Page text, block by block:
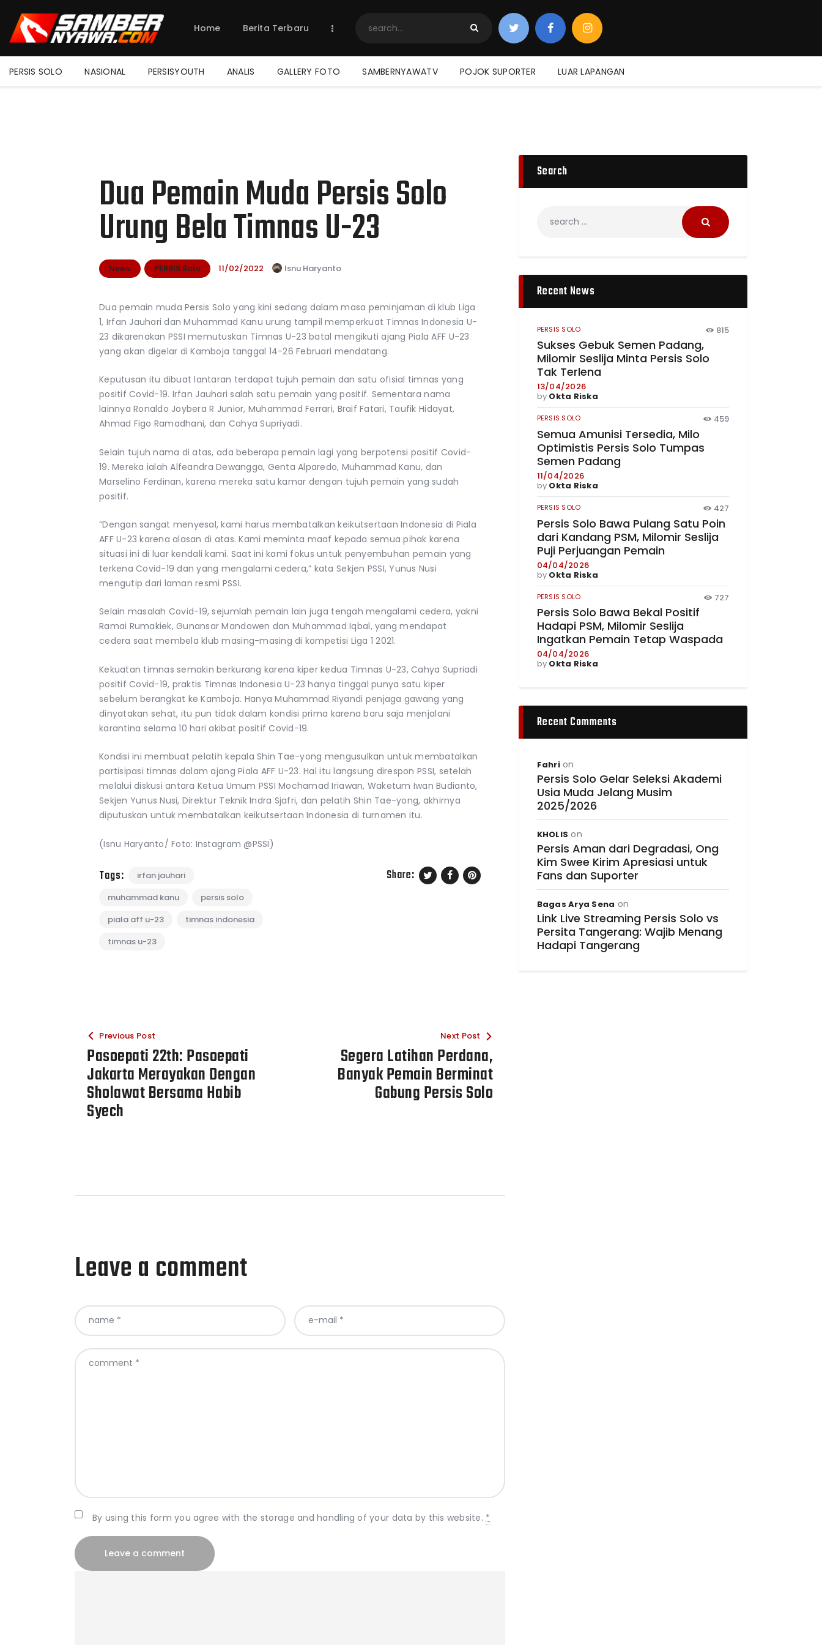
Home Berita Terbaru
PERSIS SOLO NASIONAL PERSISYOUTH ANALIS GALLERY FOTO SAMBERNYAWATV POJOK SUPORTER LUAR LAPANGAN
Berita Terbaru
Jadwal & Hasil
Klasemen
Dua Pemain Muda Persis Solo
Urung Bela Timnas U-23
News PERSIS Solo 11/02/2022 Isnu Haryanto
Dua pemain muda Persis Solo yang kini sedang dalam masa peminjaman di klub Liga
1, Irfan Jauhari dan Muhammad Kanu urung tampil memperkuat Timnas Indonesia U-
23 dikarenakan PSSI memutuskan Timnas U-23 batal mengikuti ajang Piala AFF U-23
yang akan digelar di Kamboja tanggal 14-26 Februari mendatang.
Keputusan itu dibuat lantaran terdapat tujuh pemain dan satu ofisial timnas yang
positif Covid-19. Irfan Jauhari salah satu pemain yang positif. Sementara nama
lainnya Ronaldo Joybera R Junior, Muhammad Ferrari, Braif Fatari, Taufik Hidayat,
Ahmad Figo Ramadhani, dan Cahya Supriyadi.
Selain tujuh nama di atas, ada beberapa pemain lagi yang berpotensi positif Covid-
19. Mereka ialah Alfeandra Dewangga, Genta Alparedo, Muhammad Kanu, dan
Marselino Ferdinan, karena mereka satu kamar dengan tujuh pemain yang sudah
positif.
“Dengan sangat menyesal, kami harus membatalkan keikutsertaan Indonesia di Piala
AFF U-23 karena alasan di atas. Kami meminta maaf kepada semua pihak karena
situasi ini di luar kendali kami. Saat ini kami fokus untuk penyembuhan pemain yang
terkena Covid-19 dan yang mengalami cedera,” kata Sekjen PSSI, Yunus Nusi
mengutip dari laman resmi PSSI.
Selain masalah Covid-19, sejumlah pemain lain juga tengah mengalami cedera, yakni
Ramai Rumakiek, Gunansar Mandowen dan Muhammad Iqbal, yang mendapat
cedera saat membela klub masing-masing di kompetisi Liga 1 2021.
Kekuatan timnas semakin berkurang karena kiper kedua Timnas U-23, Cahya Supriadi
positif Covid-19, praktis Timnas Indonesia U-23 hanya tinggal punya satu kiper
sebelum berangkat ke Kamboja. Hanya Muhammad Riyandi penjaga gawang yang
dinyatakan sehat, itu pun tidak dalam kondisi prima karena baru saja menjalani
karantina selama 10 hari akibat positif Covid-19.
Kondisi ini membuat pelatih kepala Shin Tae-yong mengusulkan untuk membatalkan
partisipasi timnas dalam ajang Piala AFF U-23. Hal itu langsung direspon PSSI, setelah
melalui diskusi antara Ketua Umum PSSI Mochamad Iriawan, Waketum Iwan Budianto,
Sekjen Yunus Nusi, Direktur Teknik Indra Sjafri, dan pelatih Shin Tae-yong, akhirnya
diputuskan untuk membatalkan keikutsertaan Indonesia di turnamen itu.
(Isnu Haryanto/ Foto: Instagram @PSSI)
Tags:
irfan jauhari
muhammad kanu
persis solo
piala aff u-23
timnas indonesia
timnas u-23
Share:
Previous Post
Pasoepati 22th: Pasoepati
Jakarta Merayakan Dengan
Sholawat Bersama Habib
Syech
Next Post
Segera Latihan Perdana,
Banyak Pemain Berminat
Gabung Persis Solo
Leave a comment
By using this form you agree with the storage and handling of your data by this website. *
Search
Recent News
PERSIS SOLO 815
Sukses Gebuk Semen Padang,
Milomir Seslija Minta Persis Solo
Tak Terlena
13/04/2026
by Okta Riska
PERSIS SOLO 459
Semua Amunisi Tersedia, Milo
Optimistis Persis Solo Tumpas
Semen Padang
11/04/2026
by Okta Riska
PERSIS SOLO 427
Persis Solo Bawa Pulang Satu Poin
dari Kandang PSM, Milomir Seslija
Puji Perjuangan Pemain
04/04/2026
by Okta Riska
PERSIS SOLO 727
Persis Solo Bawa Bekal Positif
Hadapi PSM, Milomir Seslija
Ingatkan Pemain Tetap Waspada
04/04/2026
by Okta Riska
Recent Comments
Fahrion
Persis Solo Gelar Seleksi Akademi
Usia Muda Jelang Musim
2025/2026
KHOLIS on
Persis Aman dari Degradasi, Ong
Kim Swee Kirim Apresiasi untuk
Fans dan Suporter
Bagas Arya Sena on
Link Live Streaming Persis Solo vs
Persita Tangerang: Wajib Menang
Hadapi Tangerang